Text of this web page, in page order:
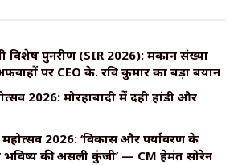
विशेष पुनरीक्षण (SIR 2026): मकान संख्या
पर CEO के. रवि कुमार का बड़ा बयान
2026: मोरहाबादी में दही हांडी और
महोत्सव 2026: ‘विकास और पर्यावरण के
की असली कुंजी’ — CM हेमंत सोरेन